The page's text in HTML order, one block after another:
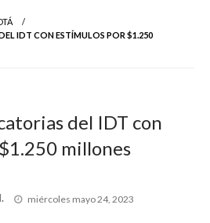
IDT CON ESTÍMULOS POR $1.250
del IDT con
millones
Publicado
miércoles mayo 24, 2023